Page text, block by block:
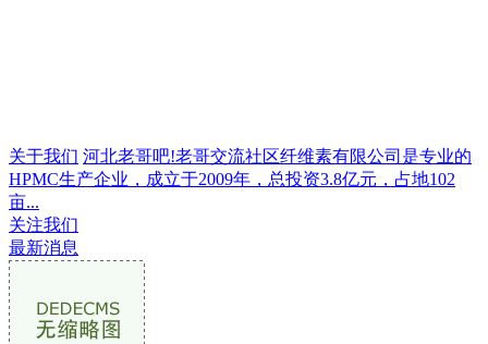
关于我们 河北老哥吧!老哥交流社区纤维素有限公司是专业的
HPMC生产企业，成立于2009年，总投资3.8亿元，占地102
亩...
关注我们
最新消息